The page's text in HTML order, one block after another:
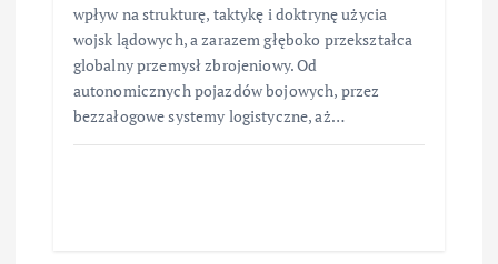
wpływ na strukturę, taktykę i doktrynę użycia
wojsk lądowych, a zarazem głęboko przekształca
globalny przemysł zbrojeniowy. Od
autonomicznych pojazdów bojowych, przez
bezzałogowe systemy logistyczne, aż…